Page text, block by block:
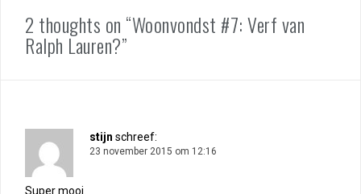
2 thoughts on “Woonvondst #7: Verf van
Ralph Lauren?”
stijn schreef:
23 november 2015 om 12:16
Super mooi.